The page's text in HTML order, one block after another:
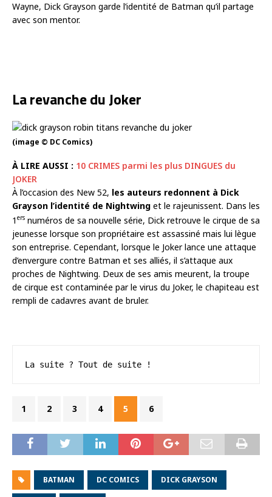
Wayne, Dick Grayson garde l’identité de Batman qu’il partage
avec son mentor.
La revanche du Joker
(image © DC Comics)
À LIRE AUSSI : 10 CRIMES parmi les plus DINGUES du
JOKER
À l’occasion des New 52, les auteurs redonnent à Dick
Grayson l’identité de Nightwing et le rajeunissent. Dans les
1 ers numéros de sa nouvelle série, Dick retrouve le cirque de sa
jeunesse lorsque son propriétaire est assassiné mais lui lègue
son entreprise. Cependant, lorsque le Joker lance une attaque
d’envergure contre Batman et ses alliés, il s’attaque aux
proches de Nightwing. Deux de ses amis meurent, la troupe
de cirque est contaminée par le virus du Joker, le chapiteau est
rempli de cadavres avant de bruler.
La suite ? Tout de suite !
1 2 3 4 5 6
BATMAN DC COMICS DICK GRAYSON